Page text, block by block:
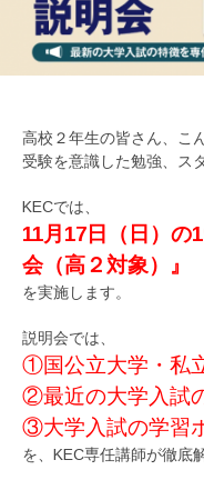
高校２年生の皆さん、こ
受験を意識した勉強、ス
KECでは、
11月17日（日）の
会（高２対象）』
を実施します。
説明会では、
①国公立大学・私
②最近の大学入試
③大学入試の学習
を、KEC専任講師が徹底